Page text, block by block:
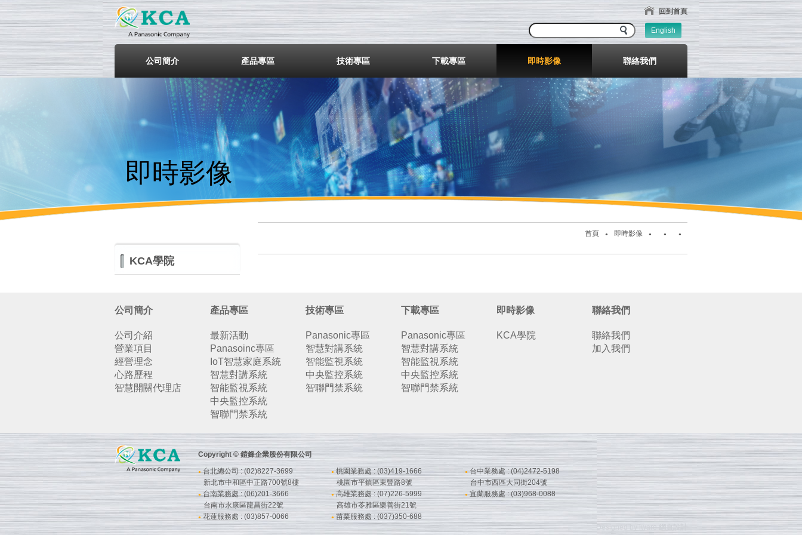
鎧鋒企業股份有限公司 回到首頁
English
公司簡介 產品專區 技術專區 下載專區 即時影像 聯絡我們
即時影像
KCA學院
首頁 ● 即時影像 ● ● ●
公司簡介
公司介紹
營業項目
經營理念
心路歷程
智慧開關代理店
產品專區
最新活動
Panasoinc專區
IoT智慧家庭系統
智慧對講系統
智能監視系統
中央監控系統
智聯門禁系統
技術專區
Panasonic專區
智慧對講系統
智能監視系統
中央監控系統
智聯門禁系統
下載專區
Panasonic專區
智慧對講系統
智能監視系統
中央監控系統
智聯門禁系統
即時影像
KCA學院
聯絡我們
聯絡我們
加入我們
Copyright © 鎧鋒企業股份有限公司
●台北總公司 : (02)8227-3699
新北市中和區中正路700號8樓
●桃園業務處 : (03)419-1666
桃園市平鎮區東豐路8號
● 台中業務處 : (04)2472-5198
台中市西區大同街204號
●台南業務處 : (06)201-3666
台南市永康區龍昌街22號
●高雄業務處 : (07)226-5999
高雄市苓雅區樂善街21號
●宜蘭服務處 : (03)968-0088
●花蓮服務處 : (03)857-0066 ●苗栗服務處 : (037)350-688
Designed by iware